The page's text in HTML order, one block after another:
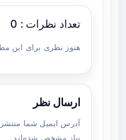
تعداد نظرات : 0
هنوز نظری برای این
ارسال نظر
آدرس ایمیل شما
نیاز مشخص شده‌اند.